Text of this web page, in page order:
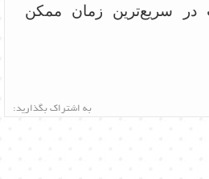
سریع‌ترین زمان ممکن
به اشتراک بگذارید: